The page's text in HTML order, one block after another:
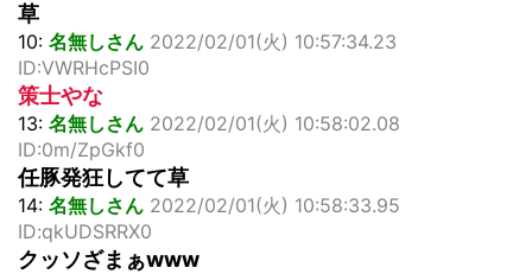
草
10: 名無しさん 2022/02/01(火) 10:57:34.23
ID:VWRHcPSI0
策士やな
13: 名無しさん 2022/02/01(火) 10:58:02.08
ID:0m/ZpGkf0
任豚発狂してて草
14: 名無しさん 2022/02/01(火) 10:58:33.95
ID:qkUDSRRX0
クッソざまぁwww